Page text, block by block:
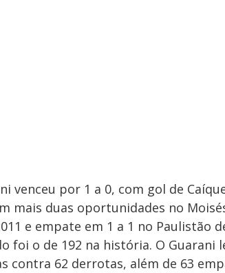
venceu por 1 a 0, com gol de
mais duas oportunidades no
e empate em 1 a 1 no Paulistão
foi o de 192 na história. O Guarani
contra 62 derrotas, além de 63